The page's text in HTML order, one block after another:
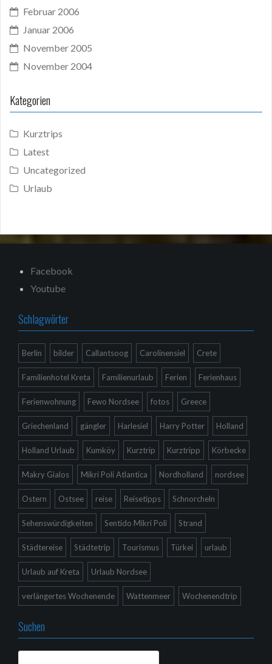
Februar 2006
Januar 2006
November 2005
November 2004
Kategorien
Kurztrips
Latest
Uncategorized
Urlaub
Facebook
Youtube
Schlagwörter
Berlin bilder Callantsoog Carolinensiel Crete
Familienhotel Kreta Familienurlaub Ferien Ferienhaus
Ferienwohnung Fewo Nordsee fotos Greece
Griechenland gängler Harlesiel Harry Potter Holland
Holland Urlaub Kumköy Kurztrip Kurztripp Körbecke
Makry Gialos Mikri Poli Atlantica Nordholland nordsee
Ostern Ostsee reise Reisetipps Schnorcheln
Sehenswürdigkeiten Sentido Mikri Poli Strand
Städtereise Städtetrip Tourismus Türkei urlaub
Urlaub auf Kreta Urlaub Nordsee
verlängertes Wochenende Wattenmeer Wochenendtrip
Suchen